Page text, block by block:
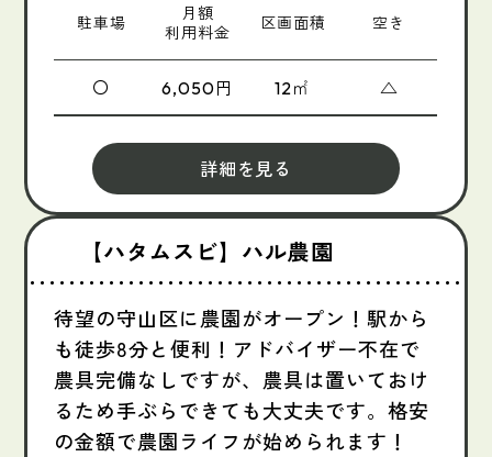
駐車場
月額
利用料金
区画面積 空き
〇 6,050円 12㎡ △
詳細を見る
【ハタムスビ】ハル農園
待望の守山区に農園がオープン！駅から
も徒歩8分と便利！アドバイザー不在で
農具完備なしですが、農具は置いておけ
るため手ぶらできても大丈夫です。格安
の金額で農園ライフが始められます！